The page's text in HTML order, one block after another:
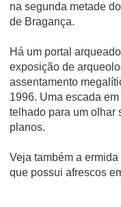
na segunda metade
de Bragança.
Há um portal
exposição de
assentamento
1996. Uma escada
telhado para um olhar
planos.
Veja também a
que possui afrescos